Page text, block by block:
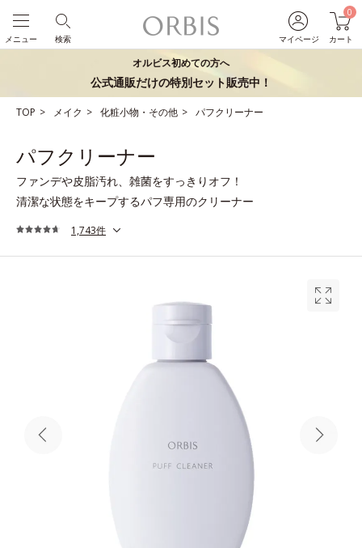
マイページ
0
カート
検索
メニュー
オルビス初めての方へ
公式通販だけの特別セット販売中！
TOP メイク 化粧小物・その他 パフクリーナー
パフクリーナー
ファンデや皮脂汚れ、雑菌をすっきりオフ！
清潔な状態をキープするパフ専用のクリーナー
1,743件